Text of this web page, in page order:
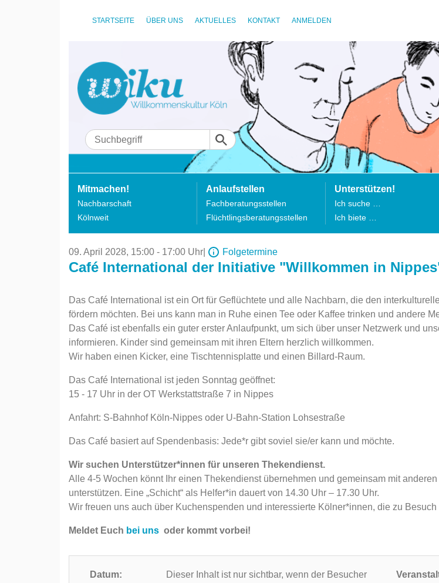
STARTSEITE ÜBER UNS AKTUELLES KONTAKT ANMELDEN
Mitmachen!
Nachbarschaft
Kölnweit
Anlaufstellen
Fachberatungsstellen
Flüchtlingsberatungsstellen
Unterstützen!
Ich suche …
Ich biete …
09. April 2028, 15:00 - 17:00 Uhr Folgetermine
Café International der Initiative "Willkommen in
Das Café International ist ein Ort für Geflüchtete und alle Nachbarn, die den
fördern möchten. Bei uns kann man in Ruhe einen Tee oder Kaffee trinken und andere
Das Café ist ebenfalls ein guter erster Anlaufpunkt, um sich über unser Netzwerk und
informieren. Kinder sind gemeinsam mit ihren Eltern herzlich willkommen.
Wir haben einen Kicker, eine Tischtennisplatte und einen Billard-Raum.
Das Café International ist jeden Sonntag geöffnet:
15 - 17 Uhr in der OT Werkstattstraße 7 in Nippes
Anfahrt: S-Bahnhof Köln-Nippes oder U-Bahn-Station Lohsestraße
Das Café basiert auf Spendenbasis: Jede*r gibt soviel sie/er kann und möchte.
Wir suchen Unterstützer*innen für unseren Thekendienst.
Alle 4-5 Wochen könnt Ihr einen Thekendienst übernehmen und gemeinsam mit
unterstützen. Eine „Schicht“ als Helfer*in dauert von 14.30 Uhr – 17.30 Uhr.
Wir freuen uns auch über Kuchenspenden und interessierte Kölner*innen, die zu Besuch
Meldet Euch bei uns oder kommt vorbei!
Datum:
Dieser Inhalt ist nur sichtbar, wenn der Besucher